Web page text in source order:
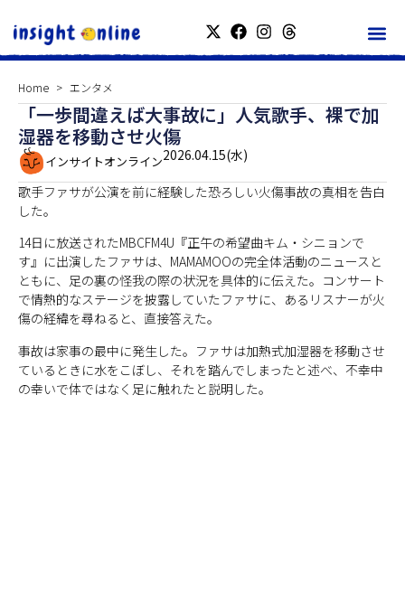
Home エンタメ
「一歩間違えば大事故に」人気歌手、裸で加
湿器を移動させ火傷
インサイトオンライン2026.04.15(水)
歌手ファサが公演を前に経験した恐ろしい火傷事故の真相を告白
した。
14日に放送されたMBCFM4U『正午の希望曲キム・シニョンで
す』に出演したファサは、MAMAMOOの完全体活動のニュースと
ともに、足の裏の怪我の際の状況を具体的に伝えた。コンサート
で情熱的なステージを披露していたファサに、あるリスナーが火
傷の経緯を尋ねると、直接答えた。
事故は家事の最中に発生した。ファサは加熱式加湿器を移動させ
ているときに水をこぼし、それを踏んでしまったと述べ、不幸中
の幸いで体ではなく足に触れたと説明した。